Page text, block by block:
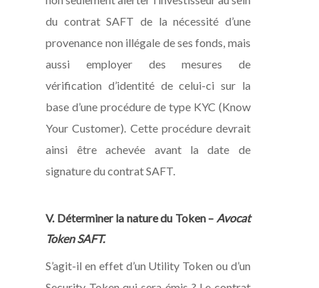
du contrat SAFT de la nécessité d’une
provenance non illégale de ses fonds, mais
aussi employer des mesures de
vérification d’identité de celui-ci sur la
base d’une procédure de type KYC (Know
Your Customer). Cette procédure devrait
ainsi être achevée avant la date de
signature du contrat SAFT.
V. Déterminer la nature du Token – Avocat
Token SAFT.
S’agit-il en effet d’un Utility Token ou d’un